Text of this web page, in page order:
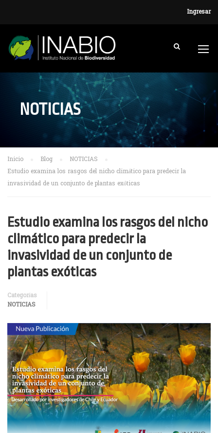
Ingresar
NOTICIAS
Inicio Blog
NOTICIAS
Estudio examina los rasgos del nicho climático para predecir la
invasividad de un conjunto de plantas exóticas
Estudio examina los rasgos del nicho
climático para predecir la
invasividad de un conjunto de
plantas exóticas
Categorías
NOTICIAS